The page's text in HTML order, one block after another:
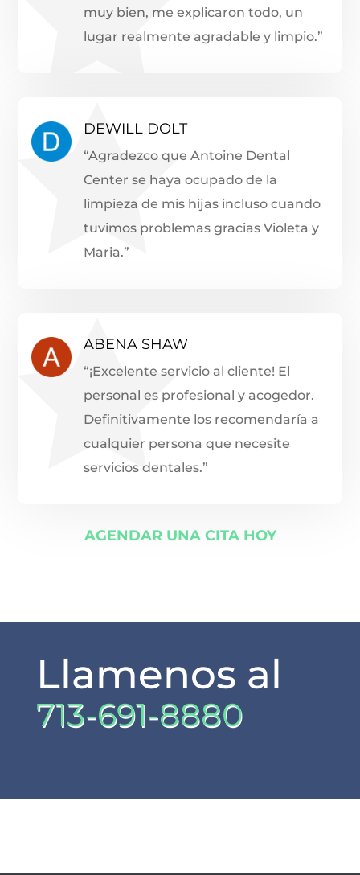
muy bien, me explicaron todo, un
lugar realmente agradable y limpio.”
DEWILL DOLT
“Agradezco que Antoine Dental
Center se haya ocupado de la
limpieza de mis hijas incluso cuando
tuvimos problemas gracias Violeta y
Maria.”
ABENA SHAW
“¡Excelente servicio al cliente! El
personal es profesional y acogedor.
Definitivamente los recomendaría a
cualquier persona que necesite
servicios dentales.”
AGENDAR UNA CITA HOY
Llamenos al
713-691-8880